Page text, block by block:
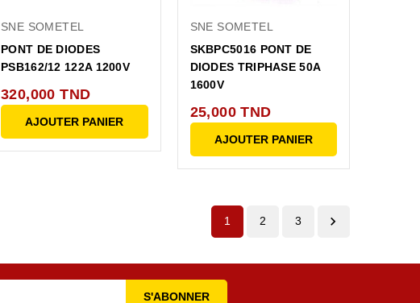
SNE SOMETEL
PONT DE DIODES
PSB162/12 122A 1200V
320,000 TND
AJOUTER PANIER
SNE SOMETEL
SKBPC5016 PONT DE
DIODES TRIPHASE 50A
1600V
25,000 TND
AJOUTER PANIER
1 2 3 